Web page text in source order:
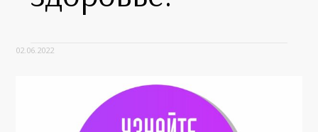
02.06.2022